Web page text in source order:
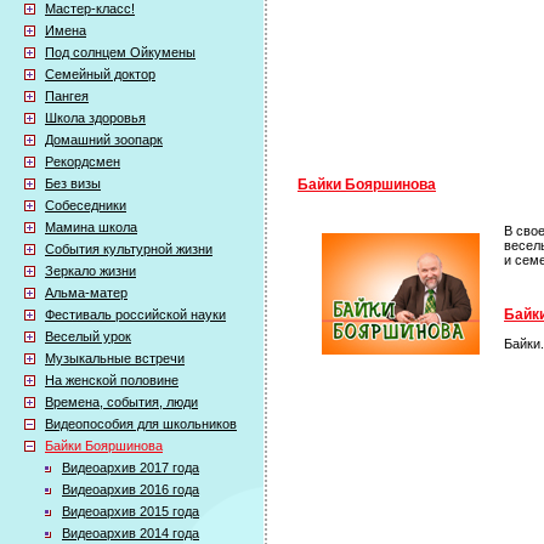
Мастер-класс!
Имена
Под солнцем Ойкумены
Семейный доктор
Пангея
Школа здоровья
Домашний зоопарк
Рекордсмен
Без визы
Собеседники
Мамина школа
События культурной жизни
Зеркало жизни
Альма-матер
Фестиваль российской науки
Веселый урок
Музыкальные встречи
На женской половине
Времена, события, люди
Видеопособия для школьников
Байки Бояршинова
Видеоархив 2017 года
Видеоархив 2016 года
Видеоархив 2015 года
Видеоархив 2014 года
Байки Бояршинова
В
и